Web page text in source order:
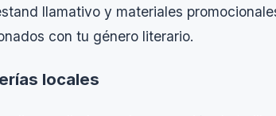
llamativo y materiales
con tu género literario.
locales